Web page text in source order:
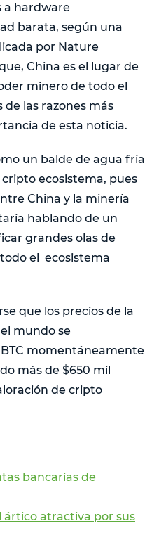
a hardware
barata, según una
por Nature
China es el lugar de
minero de todo el
las razones más
de esta noticia.
un balde de agua fría
ecosistema, pues
China y la minería
hablando de un
grandes olas de
el ecosistema
que los precios de la
mundo se
momentáneamente
más de $650 mil
de cripto
bancarias de
atractiva por sus